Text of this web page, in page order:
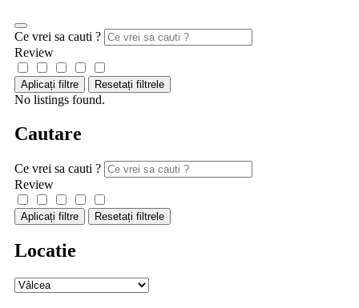
Ce vrei sa cauti ?
Review
Aplicați filtre Resetați filtrele
No listings found.
Cautare
Ce vrei sa cauti ?
Review
Aplicați filtre Resetați filtrele
Locatie